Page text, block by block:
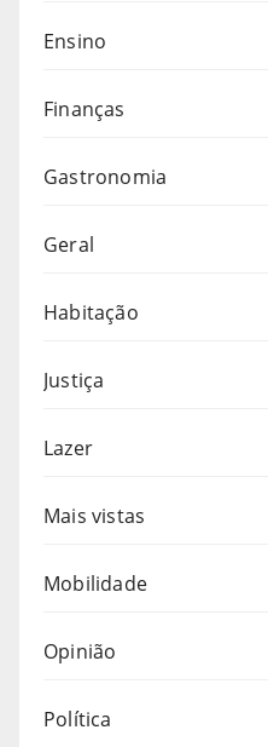
Ensino
Finanças
Gastronomia
Geral
Habitação
Justiça
Lazer
Mais vistas
Mobilidade
Opinião
Política